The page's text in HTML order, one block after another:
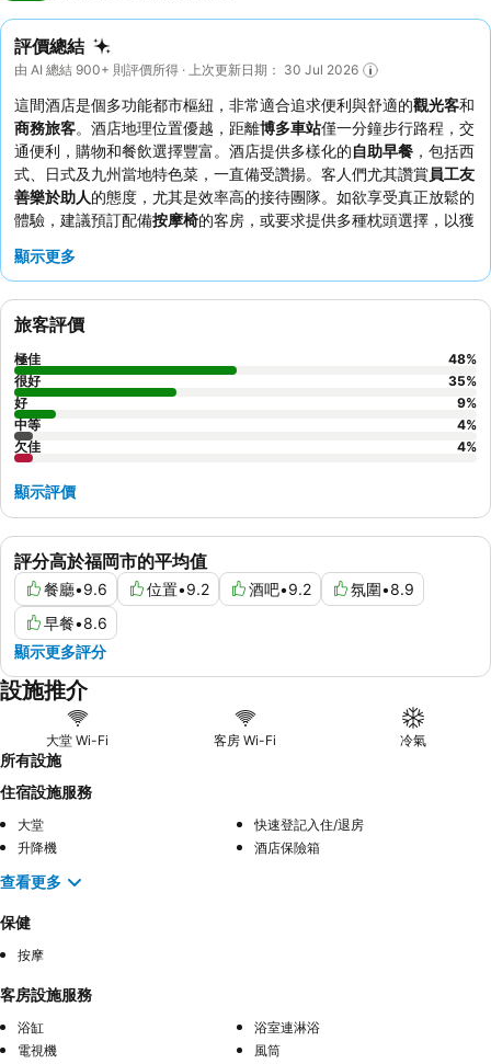
評價總結
由 AI 總結 900+ 則評價所得 · 上次更新日期： 30 Jul 2026
這間酒店是個多功能都市樞紐，非常適合追求便利與舒適的觀光客和
商務旅客。酒店地理位置優越，距離博多車站僅一分鐘步行路程，交
通便利，購物和餐飲選擇豐富。酒店提供多樣化的自助早餐 ，包括西
式、日式及九州當地特色菜，一直備受讚揚。客人們尤其讚賞員工友
善樂於助人的態度，尤其是效率高的接待團隊。如欲享受真正放鬆的
體驗，建議預訂配備按摩椅的客房，或要求提供多種枕頭選擇，以獲
顯示更多
評分高於福岡市的平均值
餐廳•9.6 位置•9.2 酒吧•9.2 氛圍•8.9
早餐•8.6
顯示更多評分
旅客評價
極佳 48%
很好
35%
好
9%
中等
4%
欠佳
4%
顯示評價
設施推介
大堂 Wi-Fi 客房 Wi-Fi 冷氣
所有設施
住宿設施服務
大堂
快速登記入住/退房
升降機
酒店保險箱
查看更多
保健
按摩
客房設施服務
浴缸
浴室連淋浴
電視機
風筒